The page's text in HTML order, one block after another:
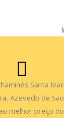
Santa
Azevedo de São
melhor preço do